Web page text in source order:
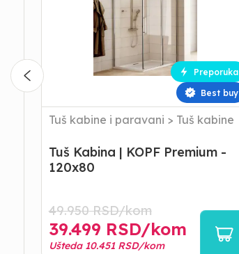
Preporuka
Best buy
Tuš kabine i paravani > Tuš kabine
Tuš Kabina | KOPF Premium -
120x80
49.950RSD/kom
39.499 RSD/kom
Ušteda 10.451RSD/kom